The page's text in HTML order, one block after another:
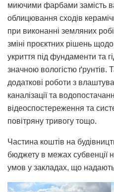
миючими фарбами замість
облицювання сходів
при виконанні земляних
зміні проєктних рішень щодо
укриття під фундаменти та
значною вологістю ґрунтів.
додаткові роботи з
каналізації та
відеоспостереження та
повітряну тривогу тощо.
Частина коштів на
бюджету в межах субвенції
умов у закладах, що